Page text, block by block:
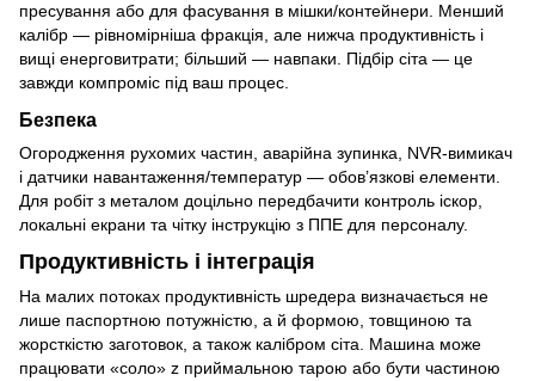
пресування або для фасування в мішки/контейнери. Менший
калібр — рівномірніша фракція, але нижча продуктивність і
вищі енерговитрати; більший — навпаки. Підбір сіта — це
завжди компроміс під ваш процес.
Безпека
Огородження рухомих частин, аварійна зупинка, NVR-вимикач
і датчики навантаження/температур — обов’язкові елементи.
Для робіт з металом доцільно передбачити контроль іскор,
локальні екрани та чітку інструкцію з ППЕ для персоналу.
Продуктивність і інтеграція
На малих потоках продуктивність шредера визначається не
лише паспортною потужністю, а й формою, товщиною та
жорсткістю заготовок, а також калібром сіта. Машина може
працювати «соло» z приймальною тарою або бути частиною